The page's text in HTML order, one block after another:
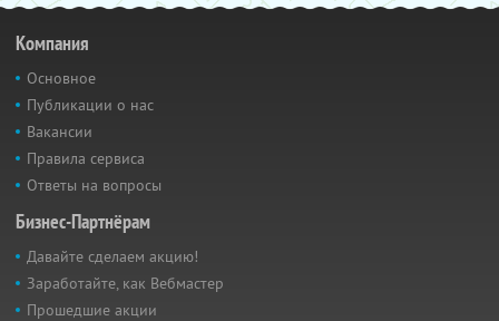
Компания
Основное
Публикации о нас
Вакансии
Правила сервиса
Ответы на вопросы
Бизнес-Партнёрам
Давайте сделаем акцию!
Заработайте, как Вебмастер
Прошедшие акции